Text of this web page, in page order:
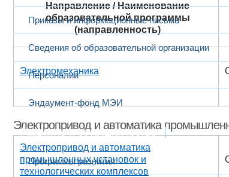
Приказы и информационные письма
Сведения об образовательной организации
Персоналии
Эндаумент-фонд МЭИ
Развитие и сотрудничество
Программы развития
Направление / Наименование
образовательной программы
(направленность)
Электромеханика
Электропривод и автоматика
Электропривод и автоматика
промышленных установок и
технологических комплексов